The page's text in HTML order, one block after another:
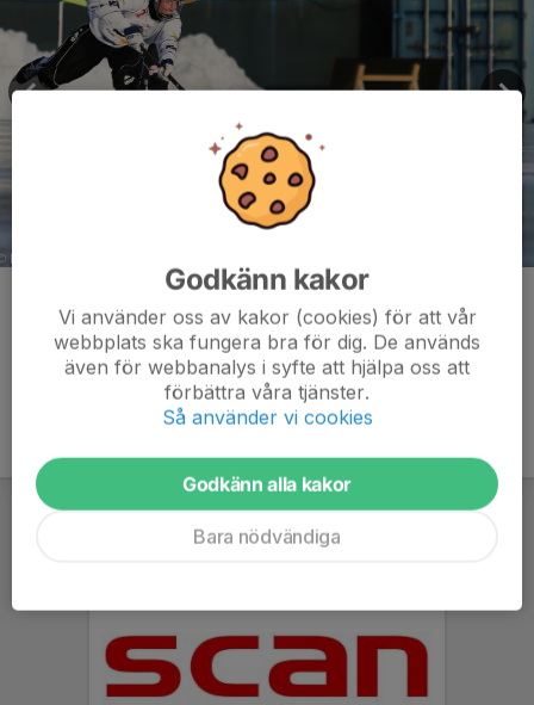
Godkänn kakor
Vi använder oss av kakor (cookies) för att vår
webbplats ska fungera bra för dig. De används
även för webbanalys i syfte att hjälpa oss att
förbättra våra tjänster.
Så använder vi cookies
Godkänn alla kakor
Bara nödvändiga